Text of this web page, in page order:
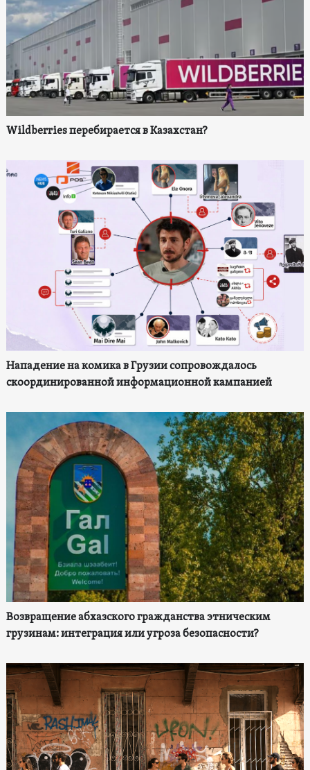
Wildberries перебирается в Казахстан?
Нападение на комика в Грузии сопровождалось
скоординированной информационной кампанией
Возвращение абхазского гражданства этническим
грузинам: интеграция или угроза безопасности?